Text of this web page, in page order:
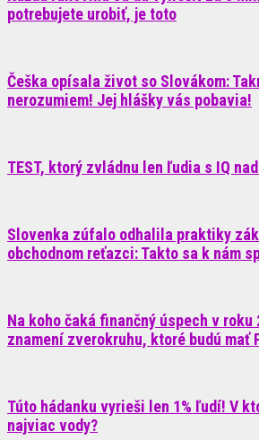
potrebujete urobiť, je toto
Češka opísala život so Slovákom:
nerozumiem! Jej hlášky vás pobavia!
TEST, ktorý zvládnu len ľudia s IQ
Slovenka zúfalo odhalila praktiky
obchodnom reťazci: Takto sa k nám
Na koho čaká finančný úspech v roku
znamení zverokruhu, ktoré budú mať
Túto hádanku vyrieši len 1% ľudí! V
najviac vody?